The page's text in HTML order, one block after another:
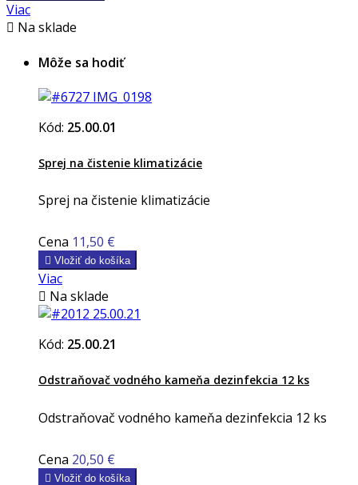
Viac
 Na sklade
Môže sa hodiť
Kód: 25.00.01
Sprej na čistenie klimatizácie
Sprej na čistenie klimatizácie
Cena 11,50 €
 Vložiť do košíka
Viac
 Na sklade
Kód: 25.00.21
Odstraňovač vodného kameňa dezinfekcia 12 ks
Odstraňovač vodného kameňa dezinfekcia 12 ks
Cena 20,50 €
 Vložiť do košíka